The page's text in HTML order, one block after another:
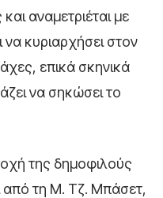
αναμετριέται με
να κυριαρχήσει στον
επικά σκηνικά
να σηκώσει το
της δημοφιλούς
από τη Μ. Τζ. Μπάσετ,